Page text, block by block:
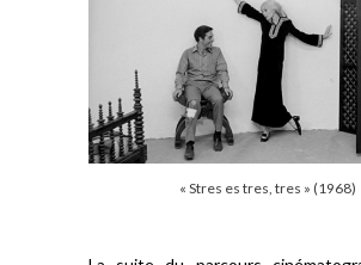
« Stres es tres, tres » (1968)